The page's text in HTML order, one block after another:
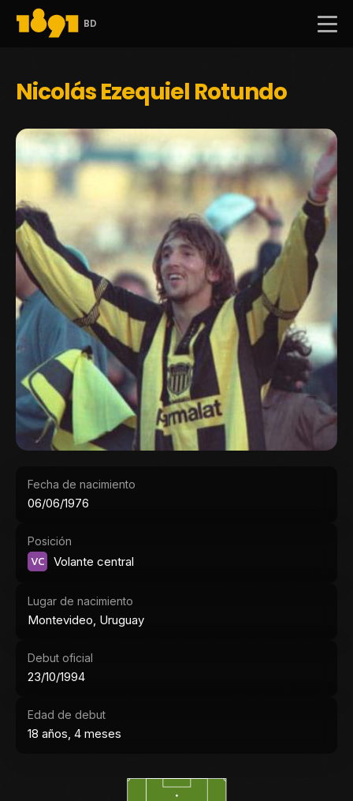
BD
Nicolás Ezequiel Rotundo
Fecha de nacimiento
06/06/1976
Posición
VC Volante central
Lugar de nacimiento
Montevideo, Uruguay
Debut oficial
23/10/1994
Edad de debut
18 años, 4 meses